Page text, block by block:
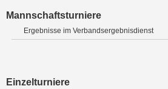
Mannschaftsturniere
Ergebnisse im Verbandsergebnisdienst
Einzelturniere